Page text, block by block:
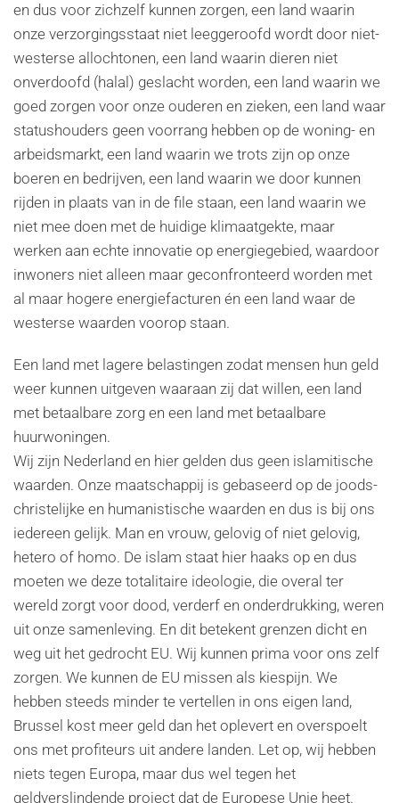
en dus voor zichzelf kunnen zorgen, een land waarin
onze verzorgingsstaat niet leeggeroofd wordt door niet-
westerse allochtonen, een land waarin dieren niet
onverdoofd (halal) geslacht worden, een land waarin we
goed zorgen voor onze ouderen en zieken, een land waar
statushouders geen voorrang hebben op de woning- en
arbeidsmarkt, een land waarin we trots zijn op onze
boeren en bedrijven, een land waarin we door kunnen
rijden in plaats van in de file staan, een land waarin we
niet mee doen met de huidige klimaatgekte, maar
werken aan echte innovatie op energiegebied, waardoor
inwoners niet alleen maar geconfronteerd worden met
al maar hogere energiefacturen én een land waar de
westerse waarden voorop staan.
Een land met lagere belastingen zodat mensen hun geld
weer kunnen uitgeven waaraan zij dat willen, een land
met betaalbare zorg en een land met betaalbare
huurwoningen.
Wij zijn Nederland en hier gelden dus geen islamitische
waarden. Onze maatschappij is gebaseerd op de joods-
christelijke en humanistische waarden en dus is bij ons
iedereen gelijk. Man en vrouw, gelovig of niet gelovig,
hetero of homo. De islam staat hier haaks op en dus
moeten we deze totalitaire ideologie, die overal ter
wereld zorgt voor dood, verderf en onderdrukking, weren
uit onze samenleving. En dit betekent grenzen dicht en
weg uit het gedrocht EU. Wij kunnen prima voor ons zelf
zorgen. We kunnen de EU missen als kiespijn. We
hebben steeds minder te vertellen in ons eigen land,
Brussel kost meer geld dan het oplevert en overspoelt
ons met profiteurs uit andere landen. Let op, wij hebben
niets tegen Europa, maar dus wel tegen het
geldverslindende project dat de Europese Unie heet.